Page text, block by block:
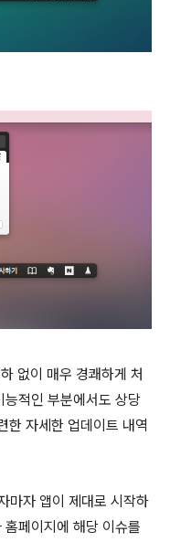
없이 매우 경쾌하게 처
적인 부분에서도 상당
한 자세한 업데이트 내역
마자 앱이 제대로 시작하
페이지에 해당 이슈를